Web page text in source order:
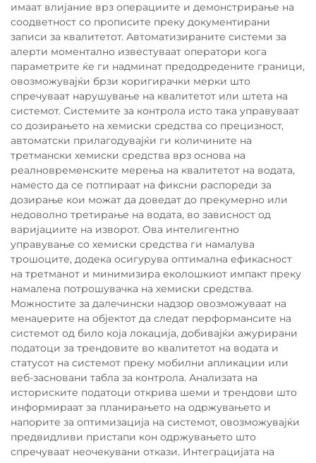
имаат влијание врз операциите и демонстрирање на
соодветност со прописите преку документирани
записи за квалитетот. Автоматизираните системи за
алерти моментално известуваат оператори кога
параметрите ќе ги надминат предодредените граници,
овозможувајќи брзи коригирачки мерки што
спречуваат нарушување на квалитетот или штета на
системот. Системите за контрола исто така управуваат
со дозирањето на хемиски средства со прецизност,
автоматски прилагодувајќи ги количините на
третмански хемиски средства врз основа на
реалновременските мерења на квалитетот на водата,
наместо да се потпираат на фиксни распореди за
дозирање кои можат да доведат до прекумерно или
недоволно третирање на водата, во зависност од
варијациите на изворот. Ова интелигентно
управување со хемиски средства ги намалува
трошоците, додека осигурува оптимална ефикасност
на третманот и минимизира еколошкиот импакт преку
намалена потрошувачка на хемиски средства.
Можностите за далечински надзор овозможуваат на
менаџерите на објектот да следат перформансите на
системот од било која локација, добивајќи ажурирани
податоци за трендовите во квалитетот на водата и
статусот на системот преку мобилни апликации или
веб-засновани табла за контрола. Анализата на
историските податоци открива шеми и трендови што
информираат за планирањето на одржувањето и
напорите за оптимизација на системот, овозможувајќи
предвидливи пристапи кон одржувањето што
спречуваат неочекувани откази. Интеграцијата на